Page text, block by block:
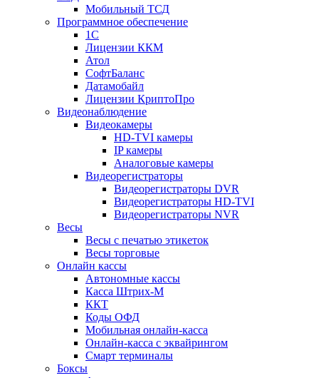
Мобильный ТСД
Программное обеспечение
1С
Лицензии ККМ
Атол
СофтБаланс
Датамобайл
Лицензии КриптоПро
Видеонаблюдение
Видеокамеры
HD-TVI камеры
IP камеры
Аналоговые камеры
Видеорегистраторы
Видеорегистраторы DVR
Видеорегистраторы HD-TVI
Видеорегистраторы NVR
Весы
Весы с печатью этикеток
Весы торговые
Онлайн кассы
Автономные кассы
Касса Штрих-М
ККТ
Коды ОФД
Мобильная онлайн-касса
Онлайн-касса с эквайрингом
Смарт терминалы
Боксы